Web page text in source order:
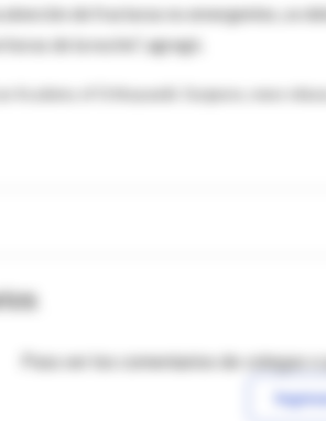
atención de fracturas no emergentes, se
horas de la noche", agregó.
Academy of Orthopaedic Surgeons, news
Para ver los comentarios de colegas